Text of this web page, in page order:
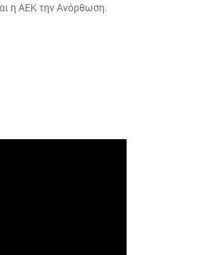
η ΑΕΚ την Ανόρθωση.